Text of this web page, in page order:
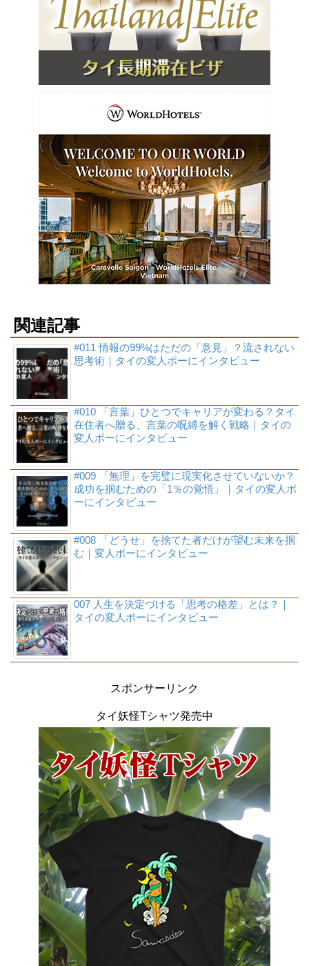
関連記事
#011 情報の99%はただの「意見」？流されない
思考術｜タイの変人ポーにインタビュー
#010 「言葉」ひとつでキャリアが変わる？タイ
在住者へ贈る、言葉の呪縛を解く戦略｜タイの
変人ポーにインタビュー
#009 「無理」を完璧に現実化させていないか？
成功を掴むための「1％の覚悟」｜タイの変人ポ
ーにインタビュー
#008 「どうせ」を捨てた者だけが望む未来を掴
む｜変人ポーにインタビュー
007 人生を決定づける「思考の格差」とは？｜
タイの変人ポーにインタビュー
スポンサーリンク
タイ妖怪Tシャツ発売中